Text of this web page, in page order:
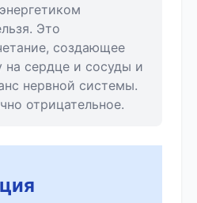
Это
создающее
сердце и сосуды и
нервной системы.
отрицательное.